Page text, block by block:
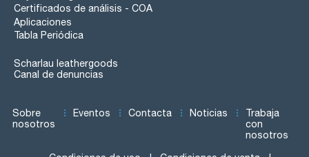
Certificados de análisis - COA
Aplicaciones
Tabla Periódica
Scharlau leathergoods
Canal de denuncias
Sobre
nosotros
Eventos Contacta Noticias
Trabaja
con
nosotros